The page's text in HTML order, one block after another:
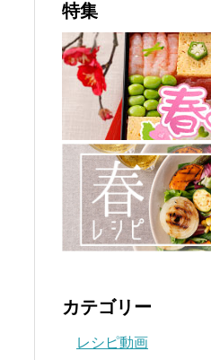
特集
カテゴリー
レシピ動画